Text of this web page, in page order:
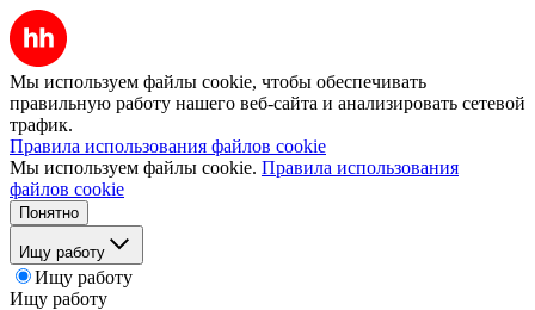
Мы используем файлы cookie, чтобы обеспечивать
правильную работу нашего веб-сайта и анализировать сетевой
трафик.
Правила использования файлов cookie
Мы используем файлы cookie. Правила использования
файлов cookie
Понятно
Ищу работу
Ищу работу
Ищу работу